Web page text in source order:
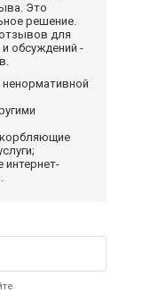
Это
решение.
для
обсуждений -
интернет-